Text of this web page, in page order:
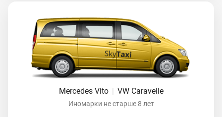
Mercedes Vito VW Caravelle
Иномарки не старше 8 лет